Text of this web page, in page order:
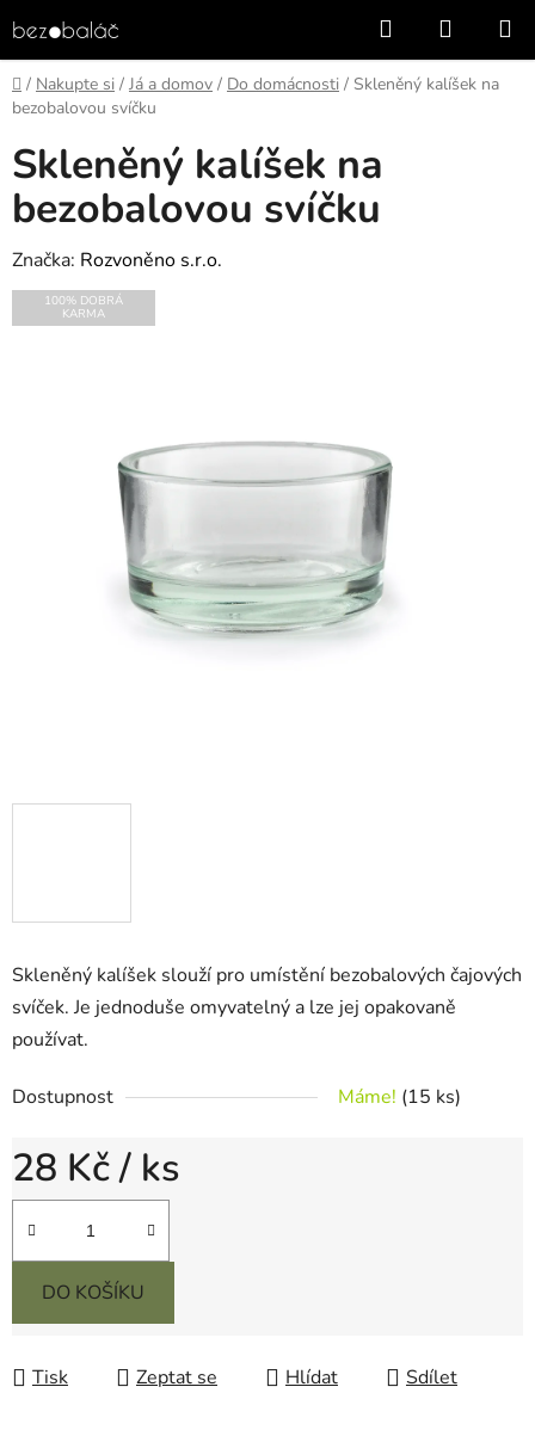
na
obsah
Hledat
KOŠÍK
Domů
/ Nakupte si / Já a domov / Do domácnosti / Skleněný kalíšek na
bezobalovou svíčku
Skleněný kalíšek slouží pro umístění bezobalových čajových
svíček. Je jednoduše omyvatelný a lze jej opakovaně
používat.
Dostupnost Máme! (15 ks)
28 Kč/ ks
Měrná cena:
DO KOŠÍKU
Tisk Zeptat se Hlídat Sdílet
Skleněný kalíšek na
bezobalovou svíčku
Značka: Rozvoněno s.r.o.
100% DOBRÁ
KARMA